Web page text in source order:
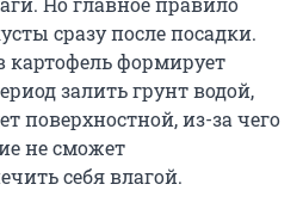
сразу после посадки.
картофель формирует
залить грунт водой,
поверхностной, из-за чего
не сможет
себя влагой.